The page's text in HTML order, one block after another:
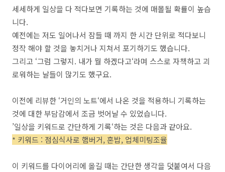
세세하게 일상을 다 적다보면 기록하는 것에 매몰될 확률이 높습
니다.
예전에는 저도 일어나서 잠들 때 까지 한 시간 단위로 적다보니
정작 해야 할 것을 놓치거나 지쳐서 포기하기도 했습니다.
그리고 ‘그럼 그렇지. 내가 뭘 하겠다고‘라며 스스로 자책하고 괴
로워하는 날들이 많기도 했구요.
이전에 리뷰한 ‘거인의 노트‘에서 나온 것을 적용하니 기록하는
것에 대한 부담감에서 조금 벗어날 수 있었습니다.
’일상을 키워드로 간단하게 기록‘하는 것은 다음과 같아요.
* 키워드 : 점심식사로 햄버거, 혼밥, 업체미팅조율
이 키워드를 다이어리에 옮길 때는 간단한 생각을 덧붙여서 다음